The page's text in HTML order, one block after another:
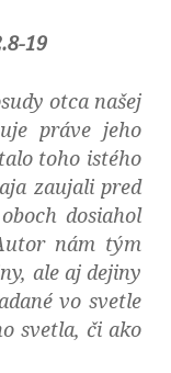
19
otca našej
práve jeho
toho istého
zaujali pred
dosiahol
nám tým
ale aj dejiny
vo svetle
svetla, či ako